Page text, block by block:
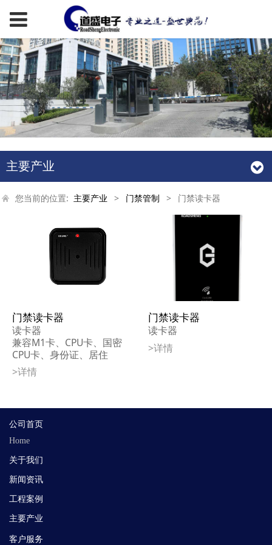
主要产业
您当前的位置: 主要产业 > 门禁管制 > 门禁读卡器
门禁读卡器
读卡器
兼容M1卡、CPU卡、国密
CPU卡、身份证、居住
证、公交卡、手机NFC
>详情
门禁读卡器
读卡器
>详情
公司首页
Home
关于我们
新闻 资讯
工程案例
主要产业
客户服务